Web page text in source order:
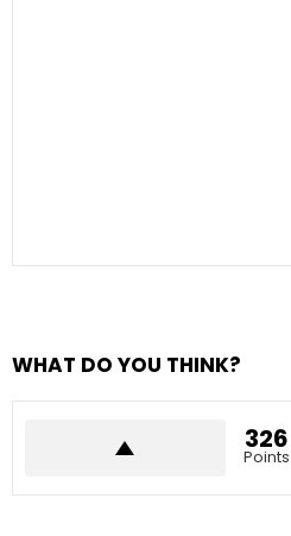
WHAT DO YOU THINK?
326
Points